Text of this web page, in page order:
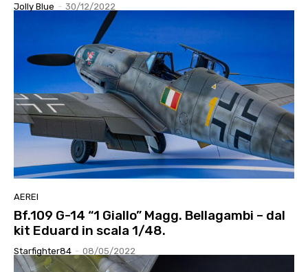
Jolly Blue - 30/12/2022
AEREI
Bf.109 G-14 “1 Giallo” Magg. Bellagambi – dal
kit Eduard in scala 1/48.
Starfighter84 - 08/05/2022